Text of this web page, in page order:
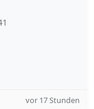
vor 17 Stunden